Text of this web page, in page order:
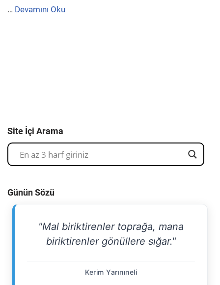
… Devamını Oku
Site İçi Arama
Günün Sözü
"Mal biriktirenler toprağa, mana
biriktirenler gönüllere sığar."
Kerim Yarınıneli